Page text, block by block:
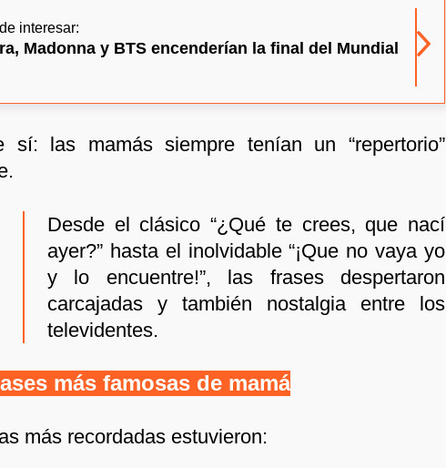
interesar:
Madonna y BTS encenderían la final del Mundial
sí: las mamás siempre tenían un “repertorio”
Desde el clásico “¿Qué te crees, que nací
ayer?” hasta el inolvidable “¡Que no vaya yo
y lo encuentre!”, las frases despertaron
carcajadas y también nostalgia entre los
televidentes.
más famosas de mamá
más recordadas estuvieron: